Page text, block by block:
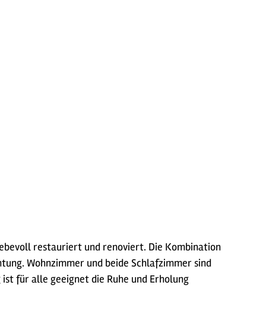
restauriert und renoviert. Die Kombination
Wohnzimmer und beide Schlafzimmer sind
für alle geeignet die Ruhe und Erholung